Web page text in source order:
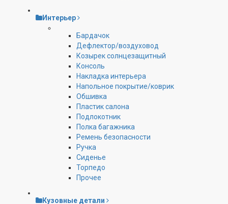
Интерьер
Бардачок
Дефлектор/воздуховод
Козырек солнцезащитный
Консоль
Накладка интерьера
Напольное покрытие/коврик
Обшивка
Пластик салона
Подлокотник
Полка багажника
Ремень безопасности
Ручка
Сиденье
Торпедо
Прочее
Кузовные детали